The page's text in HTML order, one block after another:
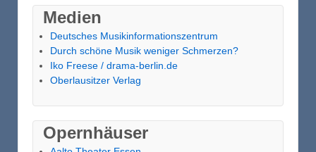
Medien
Deutsches Musikinformationszentrum
Durch schöne Musik weniger Schmerzen?
Iko Freese / drama-berlin.de
Oberlausitzer Verlag
Opernhäuser